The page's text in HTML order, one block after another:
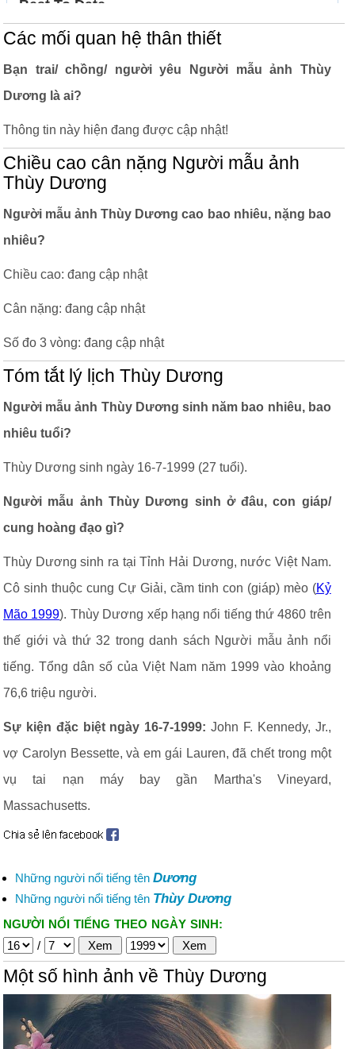
Các mối quan hệ thân thiết
Bạn trai/ chồng/ người yêu Người mẫu ảnh Thùy
Dương là ai?
Thông tin này hiện đang được cập nhật!
Chiều cao cân nặng Người mẫu ảnh
Thùy Dương
Người mẫu ảnh Thùy Dương cao bao nhiêu, nặng bao
nhiêu?
Chiều cao: đang cập nhật
Cân nặng: đang cập nhật
Số đo 3 vòng: đang cập nhật
Tóm tắt lý lịch Thùy Dương
Người mẫu ảnh Thùy Dương sinh năm bao nhiêu, bao
nhiêu tuổi?
Thùy Dương sinh ngày 16-7-1999 (27 tuổi).
Người mẫu ảnh Thùy Dương sinh ở đâu, con giáp/
cung hoàng đạo gì?
Thùy Dương sinh ra tại Tỉnh Hải Dương, nước Việt Nam.
Cô sinh thuộc cung Cự Giải, cầm tinh con (giáp) mèo (Kỷ
Mão 1999). Thùy Dương xếp hạng nổi tiếng thứ 4860 trên
thế giới và thứ 32 trong danh sách Người mẫu ảnh nổi
tiếng. Tổng dân số của Việt Nam năm 1999 vào khoảng
76,6 triệu người.
Sự kiện đặc biệt ngày 16-7-1999: John F. Kennedy, Jr.,
vợ Carolyn Bessette, và em gái Lauren, đã chết trong một
vụ tai nạn máy bay gần Martha's Vineyard,
Massachusetts.
Những người nổi tiếng tên Dương
Những người nổi tiếng tên Thùy Dương
NGƯỜI NỔI TIẾNG THEO NGÀY SINH:
/
Một số hình ảnh về Thùy Dương